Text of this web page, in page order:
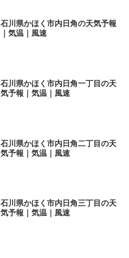
石川県かほく市内日角の天気予報
｜気温｜風速
石川県かほく市内日角一丁目の天
気予報｜気温｜風速
石川県かほく市内日角二丁目の天
気予報｜気温｜風速
石川県かほく市内日角三丁目の天
気予報｜気温｜風速